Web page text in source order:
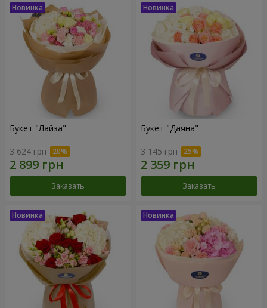
Букет "Лайза"
3 624 грн
Заказать
Букет "Даяна"
3 145 грн
Заказать